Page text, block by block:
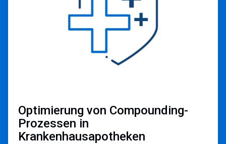
Optimierung von Compounding-
Prozessen in
Krankenhausapotheken